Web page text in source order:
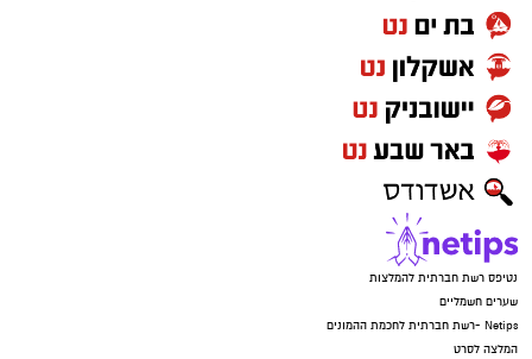
נטיפס רשת חברתית להמלצות
שערים חשמליים
Netips -רשת חברתית לחכמת ההמונים
המלצה לסרט